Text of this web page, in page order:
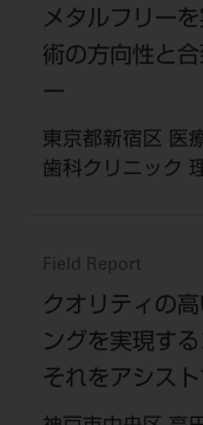
メタルフリー
術の方向性と
ー
東京都新宿区 医
歯科クリニック
Field Report
クオリティの
ングを実現す
それをアシス